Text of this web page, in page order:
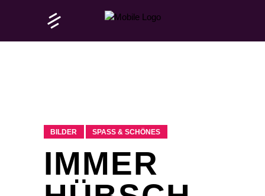
BILDER SPASS & SCHÖNES
IMMER